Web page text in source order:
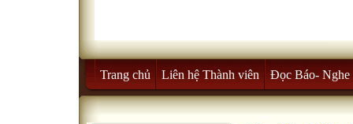
Trang chủ Liên hệ Thành viên Đọc Báo- Nghe